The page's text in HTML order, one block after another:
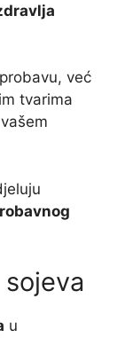
već
tvarima
u